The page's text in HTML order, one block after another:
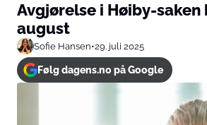
Avgjørelse i Høiby-saken
august
Sofie Hansen•29. juli 2025
Følg dagens.no på Google